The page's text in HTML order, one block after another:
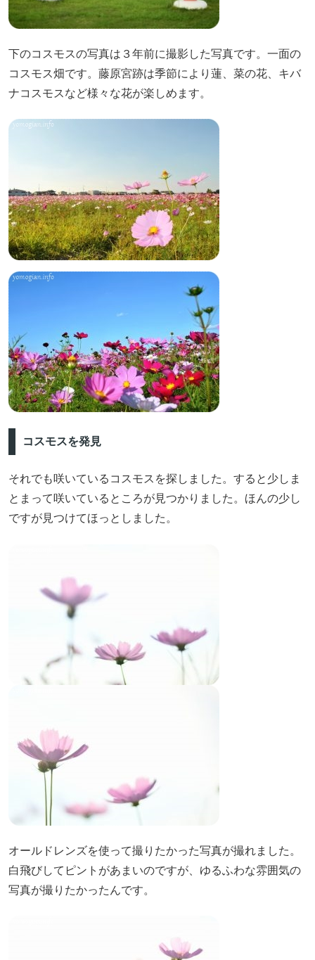
下のコスモスの写真は３年前に撮影した写真です。一面の
コスモス畑です。藤原宮跡は季節により蓮、菜の花、キバ
ナコスモスなど様々な花が楽しめます。
コスモスを発見
それでも咲いているコスモスを探しました。すると少しま
とまって咲いているところが見つかりました。ほんの少し
ですが見つけてほっとしました。
オールドレンズを使って撮りたかった写真が撮れました。
白飛びしてピントがあまいのですが、ゆるふわな雰囲気の
写真が撮りたかったんです。